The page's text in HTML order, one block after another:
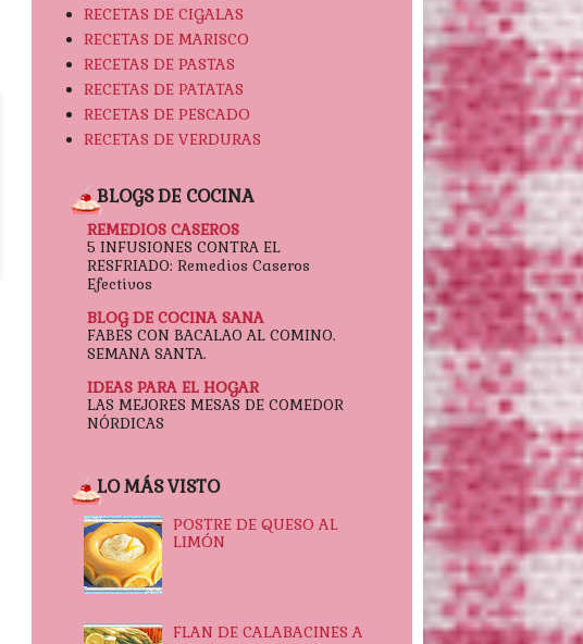
RECETAS DE CIGALAS
RECETAS DE MARISCO
RECETAS DE PASTAS
RECETAS DE PATATAS
RECETAS DE PESCADO
RECETAS DE VERDURAS
BLOGS DE COCINA
REMEDIOS CASEROS
5 INFUSIONES CONTRA EL
RESFRIADO: Remedios Caseros
Efectivos
BLOG DE COCINA SANA
FABES CON BACALAO AL COMINO.
SEMANA SANTA.
IDEAS PARA EL HOGAR
LAS MEJORES MESAS DE COMEDOR
NÓRDICAS
LO MÁS VISTO
POSTRE DE QUESO AL
LIMÓN
FLAN DE CALABACINES A